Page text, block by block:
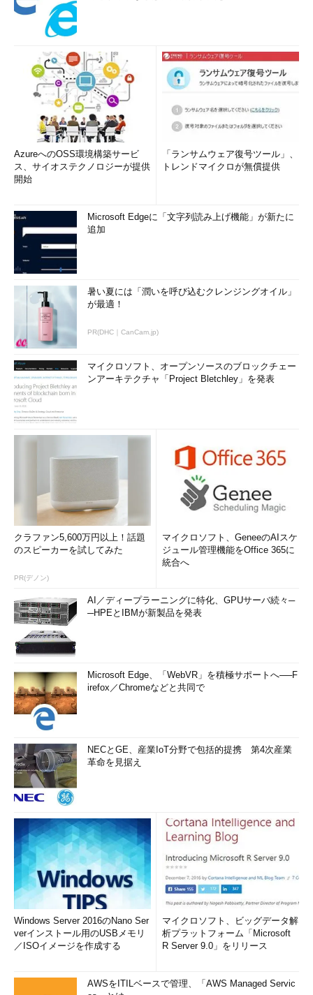
AzureへのOSS環境構築サービ
ス、サイオステクノロジーが提供
開始
「ランサムウェア復号ツール」、
トレンドマイクロが無償提供
Microsoft Edgeに「文字列読み上げ機能」が新たに
追加
暑い夏には「潤いを呼び込むクレンジングオイル」
が最適！
PR(DHC｜CanCam.jp)
マイクロソフト、オープンソースのブロックチェー
ンアーキテクチャ「Project Bletchley」を発表
クラファン5,600万円以上！話題
のスピーカーを試してみた
PR(デノン)
マイクロソフト、GeneeのAIスケ
ジュール管理機能をOffice 365に
統合へ
AI／ディープラーニングに特化、GPUサーバ続々─
─HPEとIBMが新製品を発表
Microsoft Edge、「WebVR」を積極サポートへ──F
irefox／Chromeなどと共同で
NECとGE、産業IoT分野で包括的提携 第4次産業
革命を見据え
Windows Server 2016のNano Ser
verインストール用のUSBメモリ
／ISOイメージを作成する
マイクロソフト、ビッグデータ解
析プラットフォーム「Microsoft
R Server 9.0」をリリース
AWSをITILベースで管理、「AWS Managed Servic